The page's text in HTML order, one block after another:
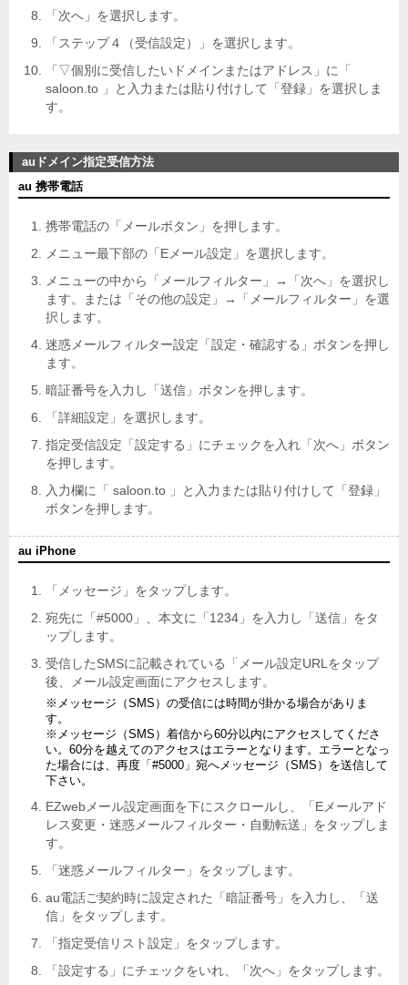
「次へ」を選択します。
「ステップ４（受信設定）」を選択します。
「▽個別に受信したいドメインまたはアドレス」に「
saloon.to 」と入力または貼り付けして「登録」を選択しま
す。
auドメイン指定受信方法
au 携帯電話
携帯電話の「メールボタン」を押します。
メニュー最下部の「Eメール設定」を選択します。
メニューの中から「メールフィルター」→「次へ」を選択し
ます。または「その他の設定」→「メールフィルター」を選
択します。
迷惑メールフィルター設定「設定・確認する」ボタンを押し
ます。
暗証番号を入力し「送信」ボタンを押します。
「詳細設定」を選択します。
指定受信設定「設定する」にチェックを入れ「次へ」ボタン
を押します。
入力欄に「 saloon.to 」と入力または貼り付けして「登録」
ボタンを押します。
au iPhone
「メッセージ」をタップします。
宛先に「#5000」、本文に「1234」を入力し「送信」をタ
ップします。
受信したSMSに記載されている「メール設定URLをタップ
後、メール設定画面にアクセスします。
※メッセージ（SMS）の受信には時間が掛かる場合がありま
す。
※メッセージ（SMS）着信から60分以内にアクセスしてくださ
い。60分を越えてのアクセスはエラーとなります。エラーとなっ
た場合には、再度「#5000」宛へメッセージ（SMS）を送信して
下さい。
EZwebメール設定画面を下にスクロールし、「Eメールアド
レス変更・迷惑メールフィルター・自動転送」をタップしま
す。
「迷惑メールフィルター」をタップします。
au電話ご契約時に設定された「暗証番号」を入力し、「送
信」をタップします。
「指定受信リスト設定」をタップします。
「設定する」にチェックをいれ、「次へ」をタップします。